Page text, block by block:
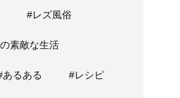
#レズ風俗
素敵な生活
あるある #レシピ